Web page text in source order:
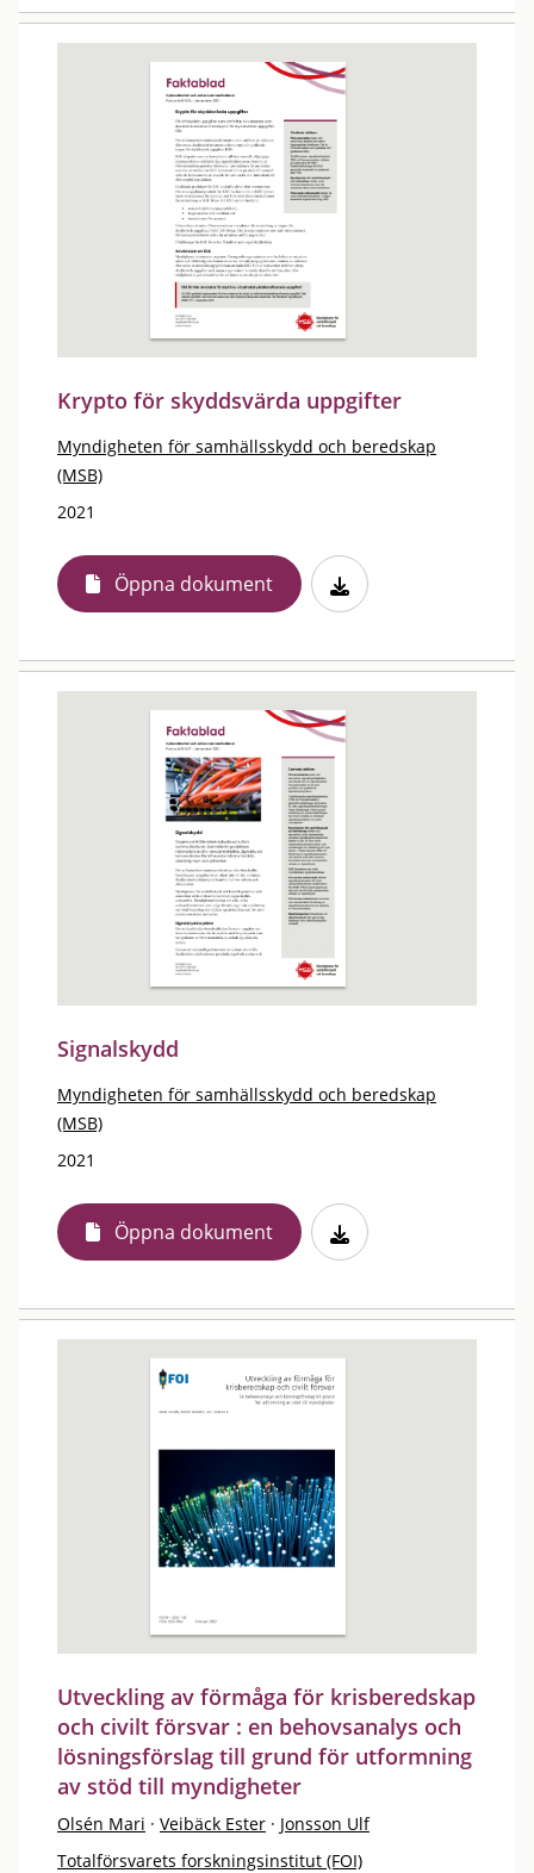
Krypto för skyddsvärda uppgifter
Myndigheten för samhällsskydd och beredskap
(MSB)
2021
Öppna dokument
Signalskydd
Myndigheten för samhällsskydd och beredskap
(MSB)
2021
Öppna dokument
Utveckling av förmåga för krisberedskap
och civilt försvar : en behovsanalys och
lösningsförslag till grund för utformning
av stöd till myndigheter
Olsén Mari · Veibäck Ester · Jonsson Ulf
Totalförsvarets forskningsinstitut (FOI)